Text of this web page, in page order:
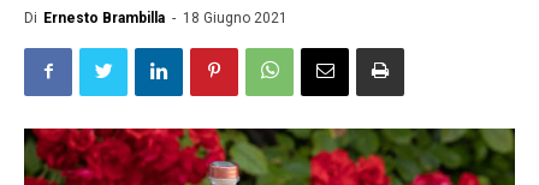
Di Ernesto Brambilla - 18 Giugno 2021